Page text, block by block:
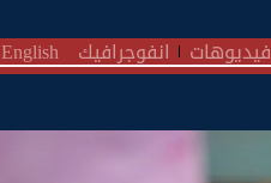
فيديوهات انفوجرافيك English